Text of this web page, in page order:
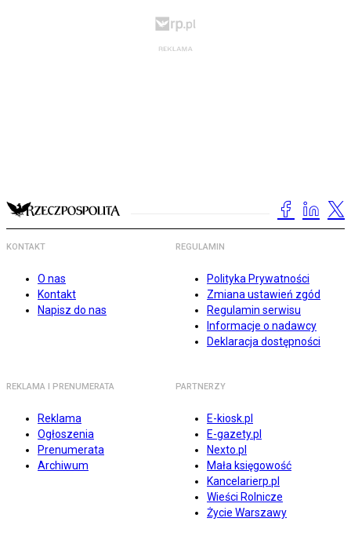
KONTAKT
O nas
Kontakt
Napisz do nas
REGULAMIN
Polityka Prywatności
Zmiana ustawień zgód
Regulamin serwisu
Informacje o nadawcy
Deklaracja dostępności
REKLAMA I PRENUMERATA
Reklama
Ogłoszenia
Prenumerata
Archiwum
PARTNERZY
E-kiosk.pl
E-gazety.pl
Nexto.pl
Mała księgowość
Kancelarierp.pl
Wieści Rolnicze
Życie Warszawy